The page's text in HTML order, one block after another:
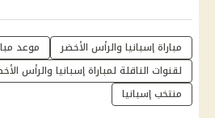
مباراة إسبانيا والرأس الأخضر
موعد
لقنوات الناقلة لمباراة إسبانيا والرأس
منتخب إسبانيا